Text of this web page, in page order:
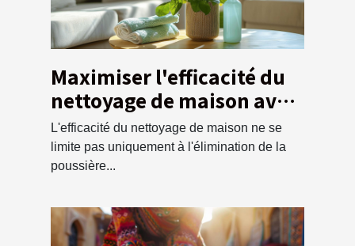
Maximiser l'efficacité du
nettoyage de maison avec
un service de débarras
écologique
L'efficacité du nettoyage de maison ne se
limite pas uniquement à l'élimination de la
poussière...